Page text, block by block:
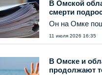
В Омской
смерти
Он на Омке
11 июля 2026 16:35
В Омске и
продолжают